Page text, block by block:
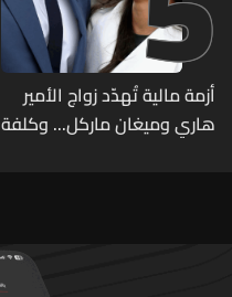
أزمة مالية تُهدّد زواج الأمير
هاري وميغان ماركل... وكلفة